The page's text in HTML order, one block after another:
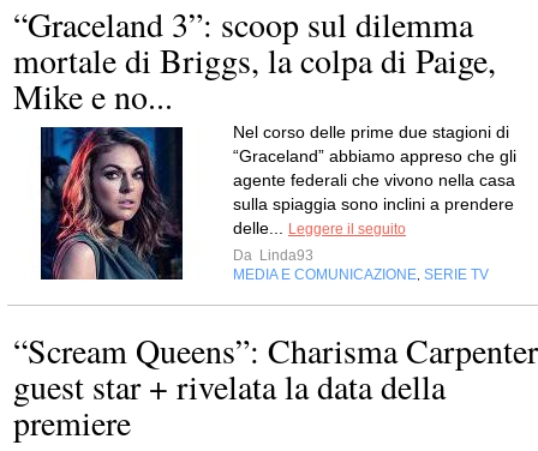
“Graceland 3”: scoop sul dilemma
mortale di Briggs, la colpa di Paige,
Mike e no...
Nel corso delle prime due stagioni di
“Graceland” abbiamo appreso che gli
agente federali che vivono nella casa
sulla spiaggia sono inclini a prendere
delle...
Leggere il seguito
Da Linda93
MEDIA E COMUNICAZIONE SERIE TV
“Scream Queens”: Charisma Carpenter
guest star + rivelata la data della
premiere